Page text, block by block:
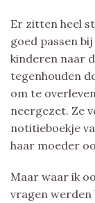
Er zitten heel
goed passen
kinderen naar
tegenhouden
om te
neergezet. Ze
notitieboekje
haar moeder
Maar waar ik
vragen werden